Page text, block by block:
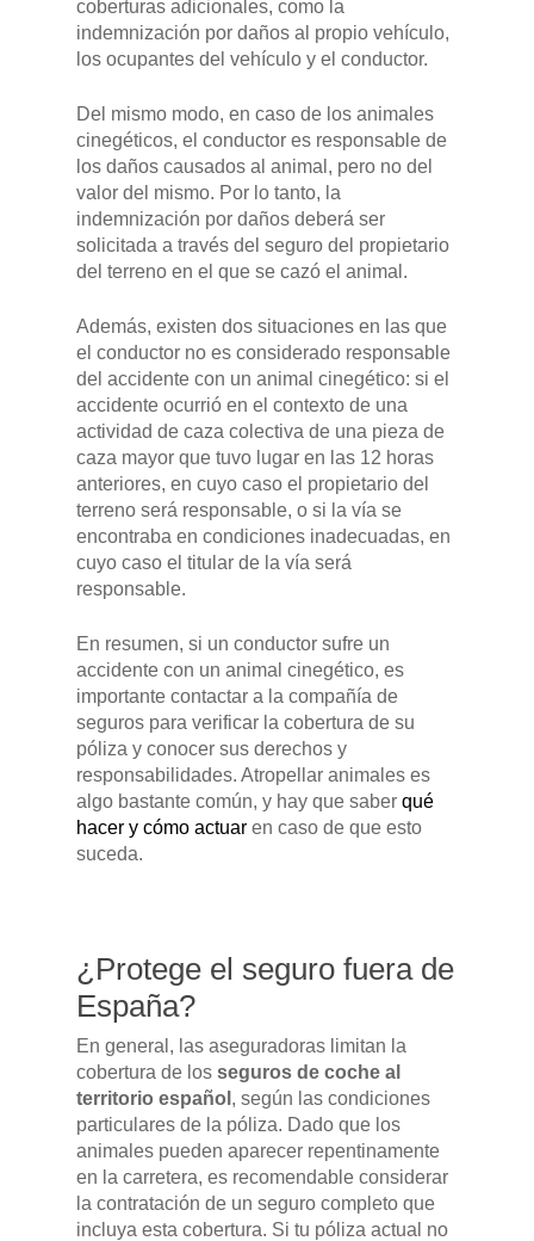
coberturas adicionales, como la
indemnización por daños al propio vehículo,
los ocupantes del vehículo y el conductor.
Del mismo modo, en caso de los animales
cinegéticos, el conductor es responsable de
los daños causados al animal, pero no del
valor del mismo. Por lo tanto, la
indemnización por daños deberá ser
solicitada a través del seguro del propietario
del terreno en el que se cazó el animal.
Además, existen dos situaciones en las que
el conductor no es considerado responsable
del accidente con un animal cinegético: si el
accidente ocurrió en el contexto de una
actividad de caza colectiva de una pieza de
caza mayor que tuvo lugar en las 12 horas
anteriores, en cuyo caso el propietario del
terreno será responsable, o si la vía se
encontraba en condiciones inadecuadas, en
cuyo caso el titular de la vía será
responsable.
En resumen, si un conductor sufre un
accidente con un animal cinegético, es
importante contactar a la compañía de
seguros para verificar la cobertura de su
póliza y conocer sus derechos y
responsabilidades. Atropellar animales es
algo bastante común, y hay que saber qué
hacer y cómo actuar en caso de que esto
suceda.
¿Protege el seguro fuera de
España?
En general, las aseguradoras limitan la
cobertura de los seguros de coche al
territorio español , según las condiciones
particulares de la póliza. Dado que los
animales pueden aparecer repentinamente
en la carretera, es recomendable considerar
la contratación de un seguro completo que
incluya esta cobertura. Si tu póliza actual no
GAMA
DFSK 500
DFSK E5
DFSK 600
SOBRE DFSK
RENTING
POSTVENTA
Garantías
Mantenimiento
Accesorios
BLOG